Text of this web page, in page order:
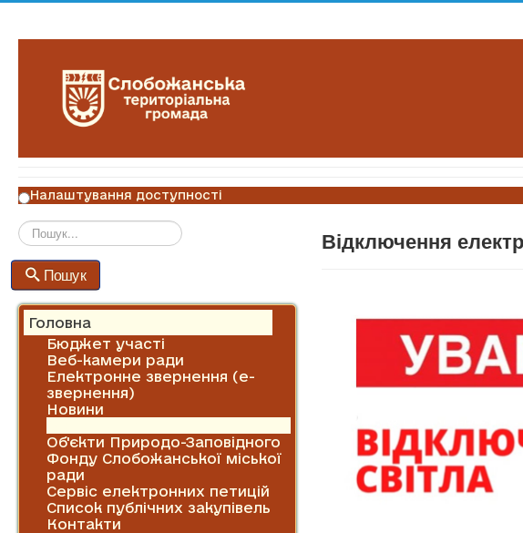
Налаштування доступності
Пошук
Головна
Бюджет участі
Веб-камери ради
Електронне звернення (е-
звернення)
Новини
Об'єкти Природо-Заповідного
Фонду Слобожанської міської
ради
Сервіс електронних петицій
Список публічних закупівель
Контакти
Відключення